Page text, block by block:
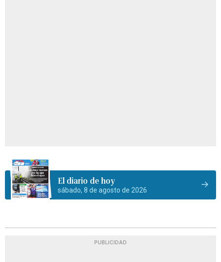
El diario de hoy
sábado, 8 de agosto de 2026
PUBLICIDAD